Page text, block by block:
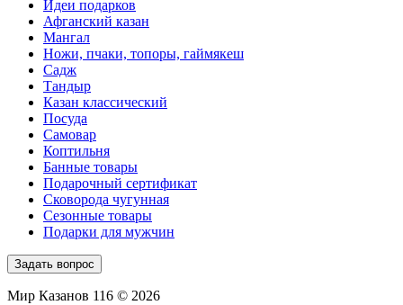
Идеи подарков
Афганский казан
Мангал
Ножи, пчаки, топоры, гаймякеш
Садж
Тандыр
Казан классический
Посуда
Самовар
Коптильня
Банные товары
Подарочный сертификат
Сковорода чугунная
Сезонные товары
Подарки для мужчин
Задать вопрос
Мир Казанов 116 © 2026